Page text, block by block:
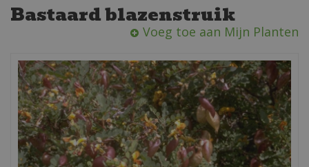
Bastaard blazenstruik
Voeg toe aan Mijn Planten